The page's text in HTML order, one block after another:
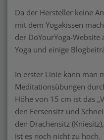
Da der Hersteller keine
mit dem Yogakissen
der DoYourYoga-
Yoga und einige
In erster Linie kann man
Meditationsübungen
Höhe von 15 cm ist das
den Fersensitz und
den Drachensitz
ist es noch nicht zu hoch.